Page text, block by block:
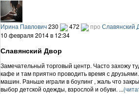
Ирина Павлович230 472 про Славянский
10 февраля 2014 в 12:34
Славянский Двор
Замечательный торговый центр. Часто захожу
кафе и там приятно проводить время с
машин. Раньше играли в боулинг , жаль что
выбор детской одежды, взрослой и обуви. ...